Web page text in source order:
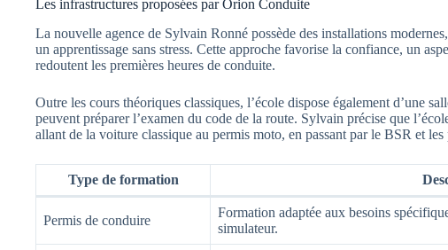
Les infrastructures proposées par Orion Conduite
La nouvelle agence de Sylvain Ronné possède des installations
un apprentissage sans stress. Cette approche favorise la confiance, un
redoutent les premières heures de conduite.
Outre les cours théoriques classiques, l’école dispose également d’une
peuvent préparer l’examen du code de la route. Sylvain précise que
allant de la voiture classique au permis moto, en passant par le BSR et
Type de formation
Permis de conduire
Formation adaptée aux besoins
simulateur.